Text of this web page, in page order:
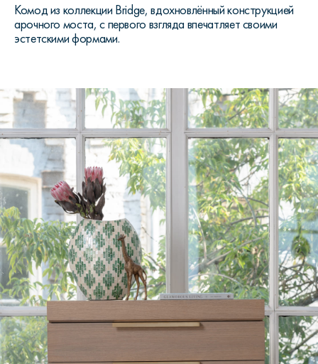
Комод из коллекции Bridge, вдохновлённый конструкцией
арочного моста, с первого взгляда впечатляет своими
эстетскими формами.